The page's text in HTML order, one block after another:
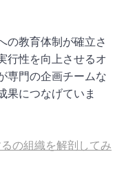
の教育体制が確立さ
行性を向上させるオ
専門の企画チームな
果につなげていま
の組織を解剖してみ